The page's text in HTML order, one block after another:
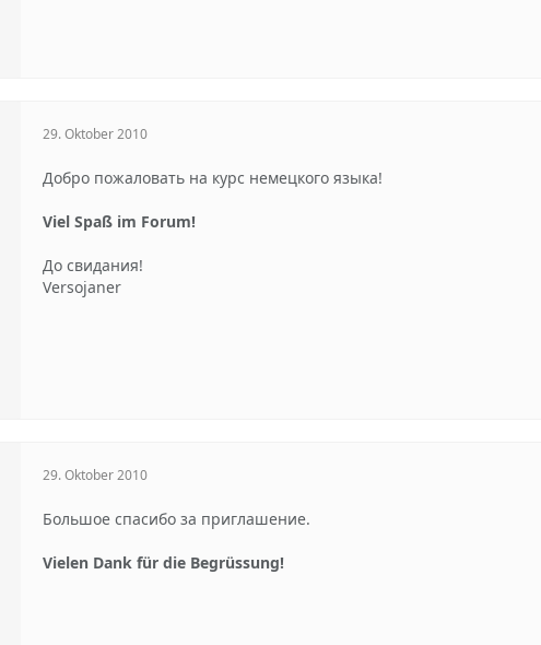
29. Oktober 2010
Добро пожаловать на курс немецкого языка!
Viel Spaß im Forum!
До свидания!
Versojaner
29. Oktober 2010
Большое спасибо за приглашение.
Vielen Dank für die Begrüssung!